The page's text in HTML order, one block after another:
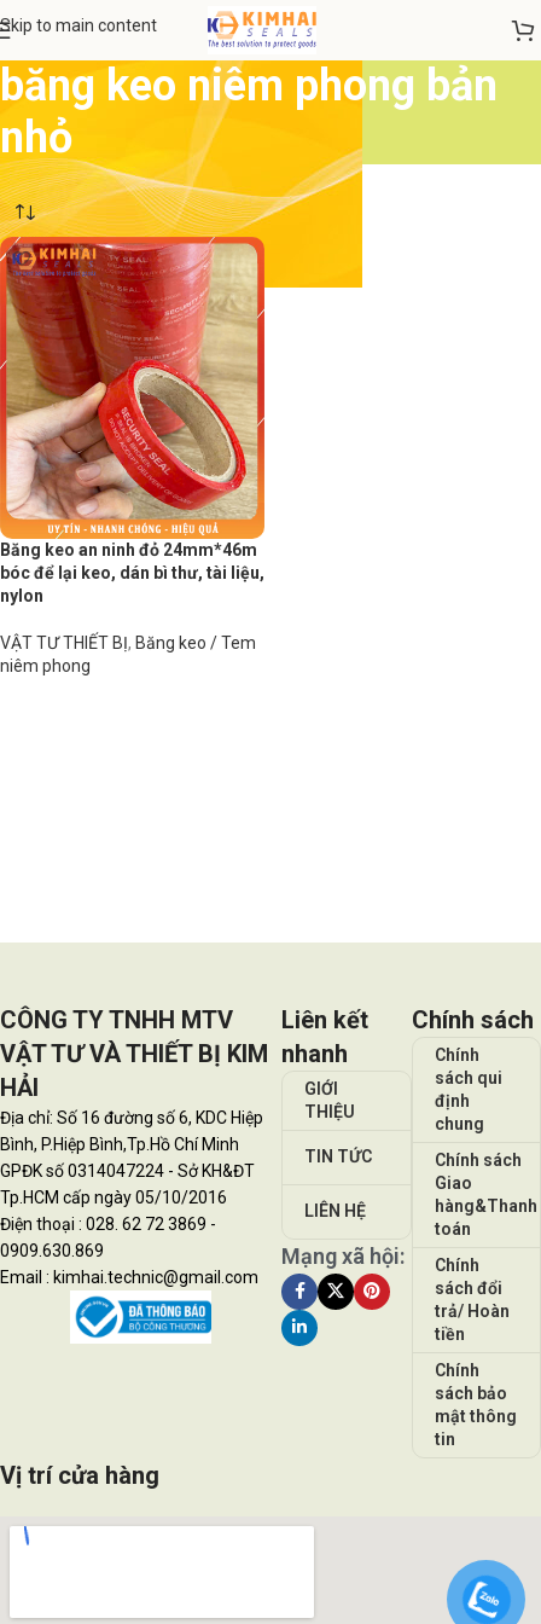
Skip to main content
băng keo niêm phong bản
nhỏ
Băng keo an ninh đỏ 24mm*46m
bóc để lại keo, dán bì thư, tài liệu,
nylon
VẬT TƯ THIẾT BỊ, Băng keo / Tem
niêm phong
CÔNG TY TNHH MTV
VẬT TƯ VÀ THIẾT BỊ KIM
HẢI
Địa chỉ: Số 16 đường số 6, KDC Hiệp
Bình, P.Hiệp Bình,Tp.Hồ Chí Minh
GPĐK số 0314047224 - Sở KH&ĐT
Tp.HCM cấp ngày 05/10/2016
Điện thoại : 028. 62 72 3869 -
0909.630.869
Email : kimhai.technic@gmail.com
Liên kết
nhanh
GIỚI
THIỆU
TIN TỨC
LIÊN HỆ
Mạng xã hội:
Chính sách
Chính
sách qui
định
chung
Chính sách
Giao
hàng&Thanh
toán
Chính
sách đổi
trả/ Hoàn
tiền
Chính
sách bảo
mật thông
tin
Vị trí cửa hàng